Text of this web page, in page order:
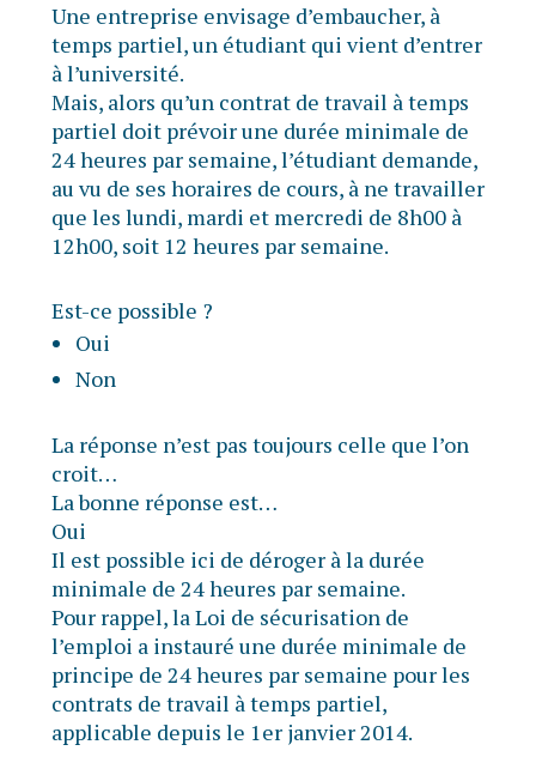
Une entreprise envisage d’embaucher, à
temps partiel, un étudiant qui vient d’entrer
à l’université.
Mais, alors qu’un contrat de travail à temps
partiel doit prévoir une durée minimale de
24 heures par semaine, l’étudiant demande,
au vu de ses horaires de cours, à ne travailler
que les lundi, mardi et mercredi de 8h00 à
12h00, soit 12 heures par semaine.
Est-ce possible ?
Oui
Non
La réponse n’est pas toujours celle que l’on
croit…
La bonne réponse est…
Oui
Il est possible ici de déroger à la durée
minimale de 24 heures par semaine.
Pour rappel, la Loi de sécurisation de
l’emploi a instauré une durée minimale de
principe de 24 heures par semaine pour les
contrats de travail à temps partiel,
applicable depuis le 1er janvier 2014.